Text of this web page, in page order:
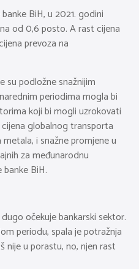
BiH, u 2021. godini
od 0,6 posto. A rast cijena
prevoza na
su podložne snažnijim
periodima mogla bi
koji bi mogli uzrokovati
globalnog transporta
i snažne promjene u
za međunarodnu
banke BiH.
očekuje bankarski sektor.
periodu, spala je potražnja
nije u porastu, no, njen rast